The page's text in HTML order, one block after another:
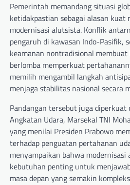
Pemerintah memandang situasi
ketidakpastian sebagai alasan kuat
modernisasi alutsista. Konflik
pengaruh di kawasan Indo-Pasifik,
keamanan nontradisional membuat
berlomba memperkuat
memilih mengambil langkah
menjaga stabilitas nasional secara
Pandangan tersebut juga diperkuat
Angkatan Udara, Marsekal TNI
yang menilai Presiden Prabowo
terhadap penguatan pertahanan
menyampaikan bahwa
kebutuhan penting untuk
masa depan yang semakin